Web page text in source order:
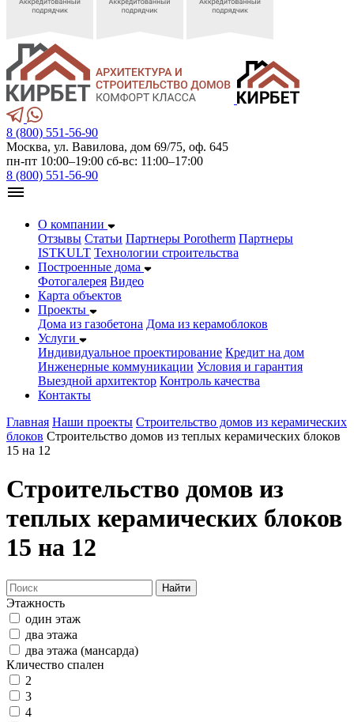
8 (800) 551-56-90
Москва, ул. Вавилова, дом 69/75, оф. 645
пн-пт 10:00–19:00 сб-вс: 11:00–17:00
8 (800) 551-56-90
О компании
Отзывы Статьи Партнеры Porotherm Партнеры
ISTKULT Технологии строительства
Построенные дома
Фотогалерея Видео
Карта объектов
Проекты
Дома из газобетонa Дома из керамоблоков
Услуги
Индивидуальное проектирование Кредит на дом
Инженерные коммуникации Условия и гарантия
Выездной архитектор Контроль качества
Контакты
Главная Наши проекты Строительство домов из керамических
блоков Строительство домов из теплых керамических блоков
15 на 12
Строительство домов из
теплых керамических блоков
15 на 12
Найти
Этажность
один этаж
два этажа
два этажа (мансарда)
Кличество спален
2
3
4